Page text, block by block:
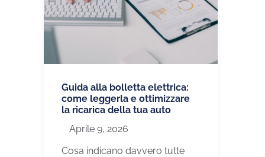
Guida alla bolletta elettrica:
come leggerla e ottimizzare
la ricarica della tua auto
Aprile 9, 2026
Cosa indicano davvero tutte